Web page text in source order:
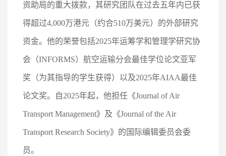
资助局的重大拨款，其研究团队在过去五年内已获
得超过4,000万港元（约合510万美元）的外部研究
资金。他的荣誉包括2025年运筹学和管理学研究协
会（INFORMS）航空运输分会最佳学位论文亚军
奖（为其指导的学生获得）以及2025年AIAA最佳
论文奖。自2025年起，他担任《Journal of Air
Transport Management》及《Journal of the Air
Transport Research Society》的国际编辑委员会委
员。